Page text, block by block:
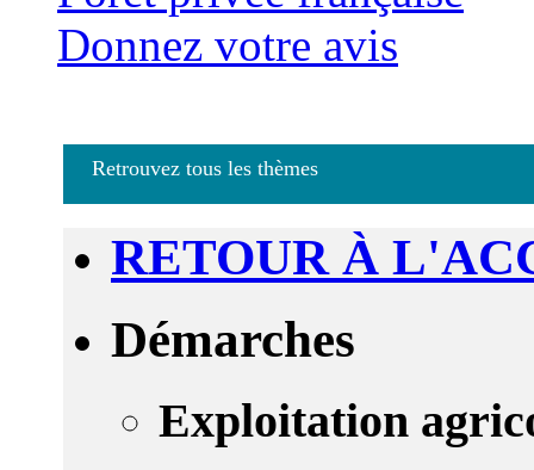
Donnez votre avis
Retrouvez tous les thèmes
RETOUR À
Démarches
Exploitation